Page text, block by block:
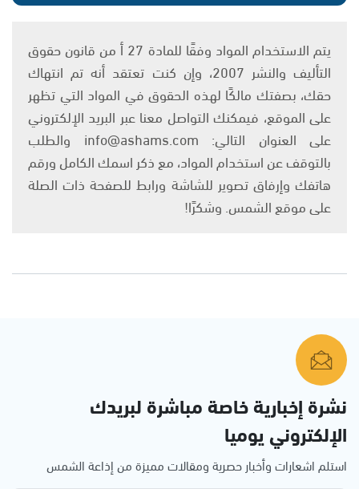
يتم الاستخدام المواد وفقًا للمادة 27 أ من قانون حقوق
التأليف والنشر 2007، وإن كنت تعتقد أنه تم انتهاك
حقك، بصفتك مالكًا لهذه الحقوق في المواد التي تظهر
على الموقع، فيمكنك التواصل معنا عبر البريد الإلكتروني
على العنوان التالي: info@ashams.com والطلب
بالتوقف عن استخدام المواد، مع ذكر اسمك الكامل ورقم
هاتفك وإرفاق تصوير للشاشة ورابط للصفحة ذات الصلة
على موقع الشمس. وشكرًا!
نشرة إخبارية خاصة مباشرة لبريدك
الإلكتروني يوميا
استلم اشعارات وأخبار حصرية ومقالات مميزة من إذاعة الشمس